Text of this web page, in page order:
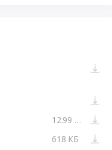
12.99 МБ
618 КБ